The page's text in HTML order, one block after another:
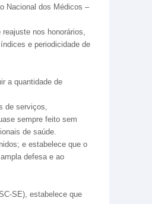
Nacional dos Médicos –
nos honorários,
e periodicidade de
a quantidade de
de serviços,
sempre feito sem
de saúde.
e estabelece que o
defesa e ao
SE), estabelece que